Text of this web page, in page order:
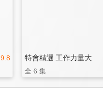
9.8 特會精選 工作力量大
全 6 集